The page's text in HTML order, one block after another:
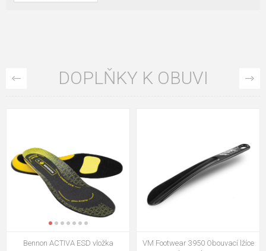
DOPLŇKY K OBUVI
Bennon ACTIVA ESD vložka
VM Footwear 3950 Obouvací lžíce